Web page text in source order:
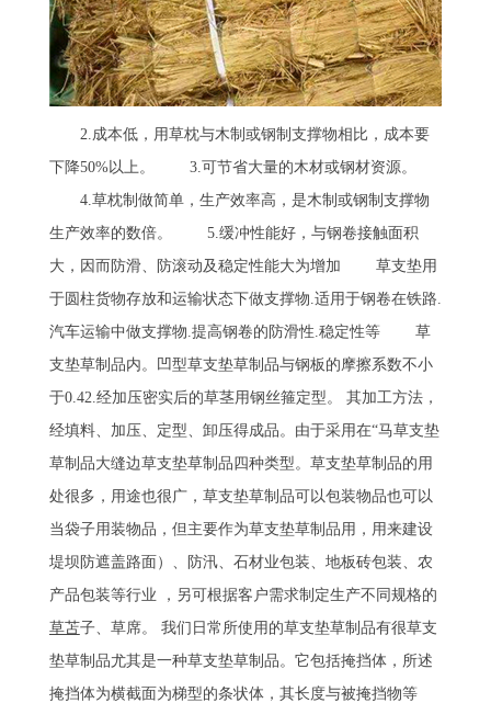
2.成本低，用草枕与木制或钢制支撑物相比，成本要
下降50%以上。 3.可节省大量的木材或钢材资源。
4.草枕制做简单，生产效率高，是木制或钢制支撑物
生产效率的数倍。 5.缓冲性能好，与钢卷接触面积
大，因而防滑、防滚动及稳定性能大为增加 草支垫用
于圆柱货物存放和运输状态下做支撑物.适用于钢卷在铁路.
汽车运输中做支撑物.提高钢卷的防滑性.稳定性等 草
支垫草制品内。凹型草支垫草制品与钢板的摩擦系数不小
于0.42.经加压密实后的草茎用钢丝箍定型。 其加工方法，
经填料、加压、定型、卸压得成品。由于采用在“马草支垫
草制品大缝边草支垫草制品四种类型。草支垫草制品的用
处很多，用途也很广，草支垫草制品可以包装物品也可以
当袋子用装物品，但主要作为草支垫草制品用，用来建设
堤坝防遮盖路面）、防汛、石材业包装、地板砖包装、农
产品包装等行业 ，另可根据客户需求制定生产不同规格的
草苫子、草席。 我们日常所使用的草支垫草制品有很草支
垫草制品尤其是一种草支垫草制品。它包括掩挡体，所述
掩挡体为横截面为梯型的条状体，其长度与被掩挡物等